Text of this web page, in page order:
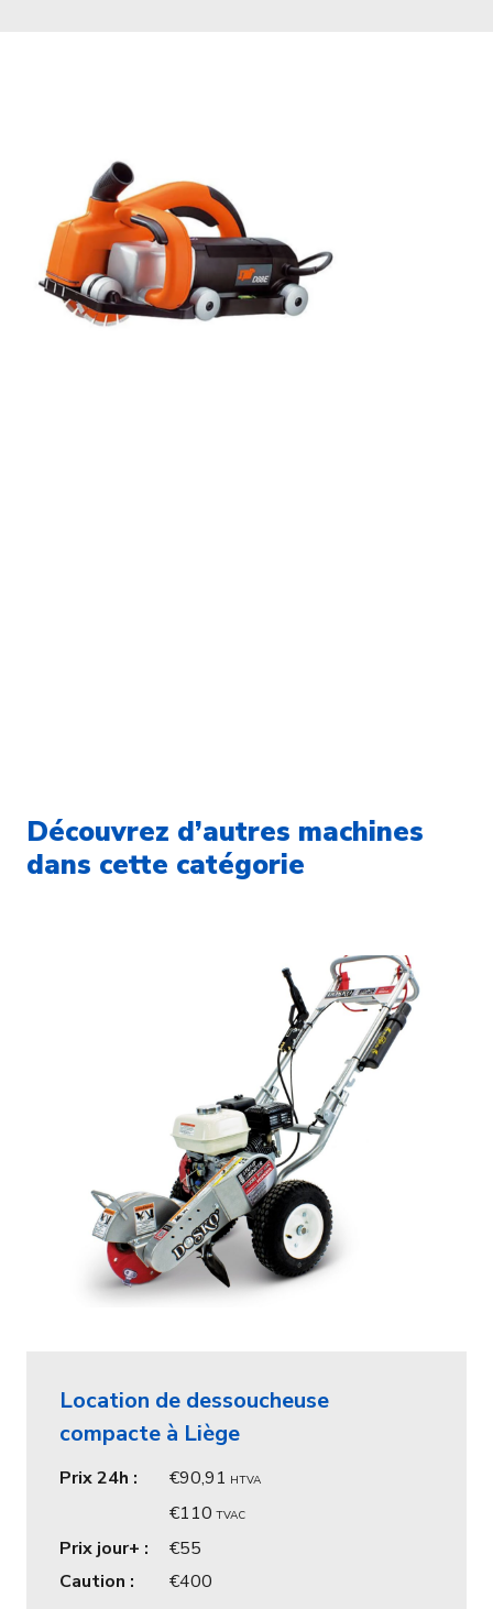
Découvrez d’autres machines
dans cette catégorie
Location de dessoucheuse
compacte à Liège
Prix 24h : 90,91 HTVA
110 TVAC
Prix jour+ :
55
Caution :
400